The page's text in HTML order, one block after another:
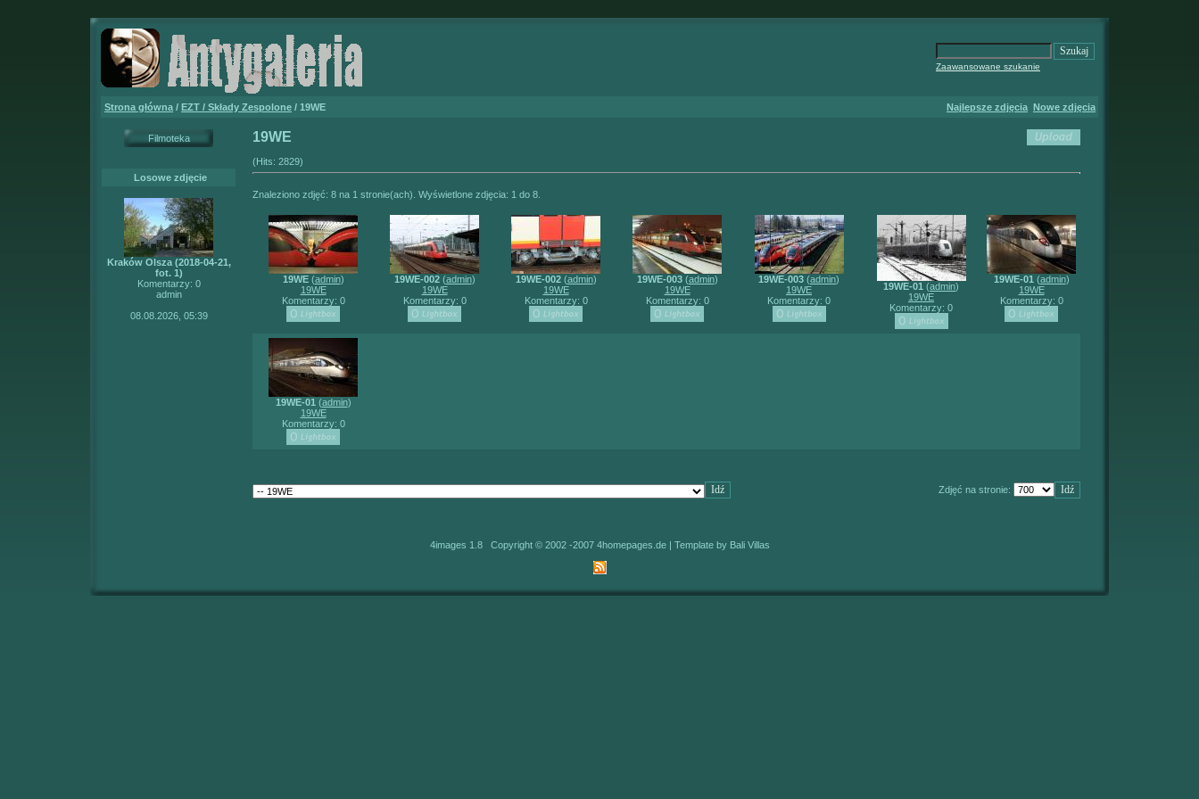
Zaawansowane szukanie
Strona główna / EZT / Składy Zespolone / 19WE Najlepsze zdjęcia Nowe zdjęcia
Filmoteka
Losowe zdjęcie
Kraków Olsza (2018-04-21,
fot. 1)
Komentarzy: 0
admin
08.08.2026, 05:39
19WE
(Hits: 2829)
Znaleziono zdjęć: 8 na 1 stronie(ach). Wyświetlone zdjęcia: 1 do 8.
19WE(admin)
19WE
Komentarzy: 0
19WE-002(admin)
19WE
Komentarzy: 0
19WE-002(admin)
19WE
Komentarzy: 0
19WE-003(admin)
19WE
Komentarzy: 0
19WE-003 (admin)
19WE
Komentarzy: 0
19WE-01 (admin)
19WE
Komentarzy: 0
19WE-01 (admin)
19WE
Komentarzy: 0
19WE-01 (admin)
19WE
Komentarzy: 0
Zdjęć na stronie:
4images 1.8 Copyright © 2002 -2007 4homepages.de| Template by Bali Villas